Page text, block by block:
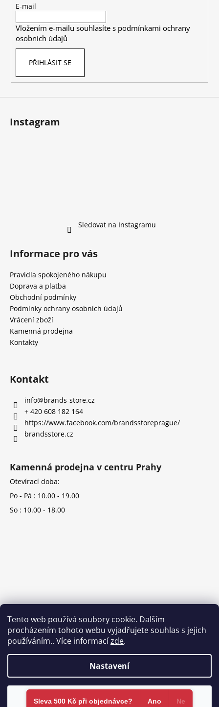
Tento web používá soubory cookie. Dalším
procházením tohoto webu vyjadřujete souhlas s jejich
používáním.. Více informacízde.
Nastavení
Souhlasím
E-mail
Vložením e-mailu souhlasíte s podmínkami ochrany
osobních údajů
PŘIHLÁSIT SE
Instagram
Sledovat na Instagramu
Informace pro vás
Pravidla spokojeného nákupu
Doprava a platba
Obchodní podmínky
Podmínky ochrany osobních údajů
Vrácení zboží
Kamenná prodejna
Kontakty
Kontakt
info@brands-store.cz
+ 420 608 182 164
https://www.facebook.com/brandsstoreprague/
brandsstore.cz
Kamenná prodejna v centru Prahy
Otevírací doba:
Po - Pá : 10.00 - 19.00
So : 10.00 - 18.00
Copyright 2026Brands-store.cz . Všechna práva vyhrazena.
Sleva 500 Kč při objednávce?​ Ano Ne